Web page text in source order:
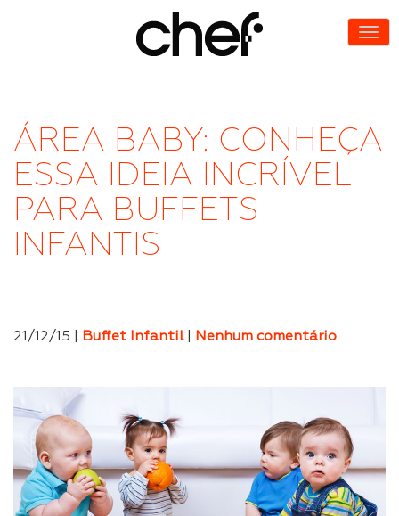
ÁREA BABY: CONHEÇA
ESSA IDEIA INCRÍVEL
PARA BUFFETS
INFANTIS
21/12/15 | Buffet Infantil| Nenhum comentário